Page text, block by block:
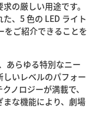
の厳しい用途です。
、5 色の LED ライト
をご紹介できることを
あらゆる特別なニー
いレベルのパフォー
ノロジーが満載で、
な機能により、劇場